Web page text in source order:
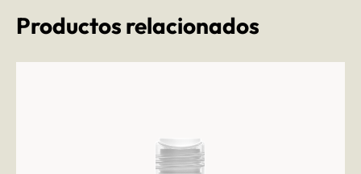
Productos relacionados